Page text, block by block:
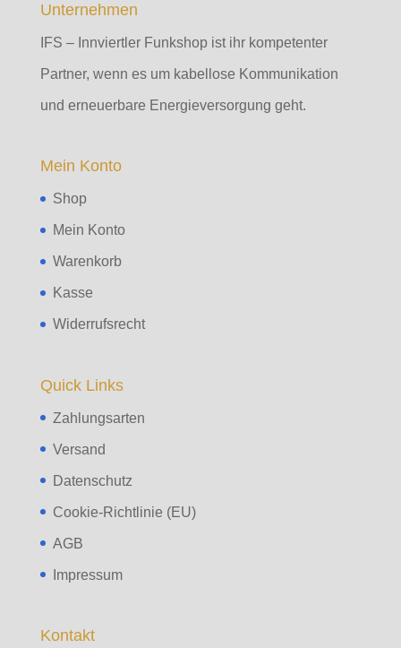
Unternehmen
IFS – Innviertler Funkshop ist ihr kompetenter
Partner, wenn es um kabellose Kommunikation
und erneuerbare Energieversorgung geht.
Mein Konto
Shop
Mein Konto
Warenkorb
Kasse
Widerrufsrecht
Quick Links
Zahlungsarten
Versand
Datenschutz
Cookie-Richtlinie (EU)
AGB
Impressum
Kontakt